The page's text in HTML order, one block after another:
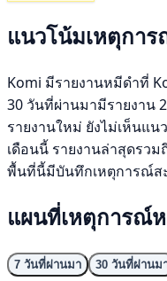
แนวโน้มเหตุกา
Komi มีรายงานหมีดำที่
30 วันที่ผ่านมามีรายงาน
รายงานใหม่ ยังไม่เห็นแ
เดือนนี้ รายงานล่าสุดรวม
พื้นที่นี้มีบันทึกเหตุการณ์ส
แผนที่เหตุการณ์
7 วันที่ผ่านมา 30 วันที่ผ่านม